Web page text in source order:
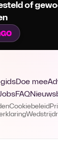
of
gidsDoe mee
FAQ
Cookiebeleid